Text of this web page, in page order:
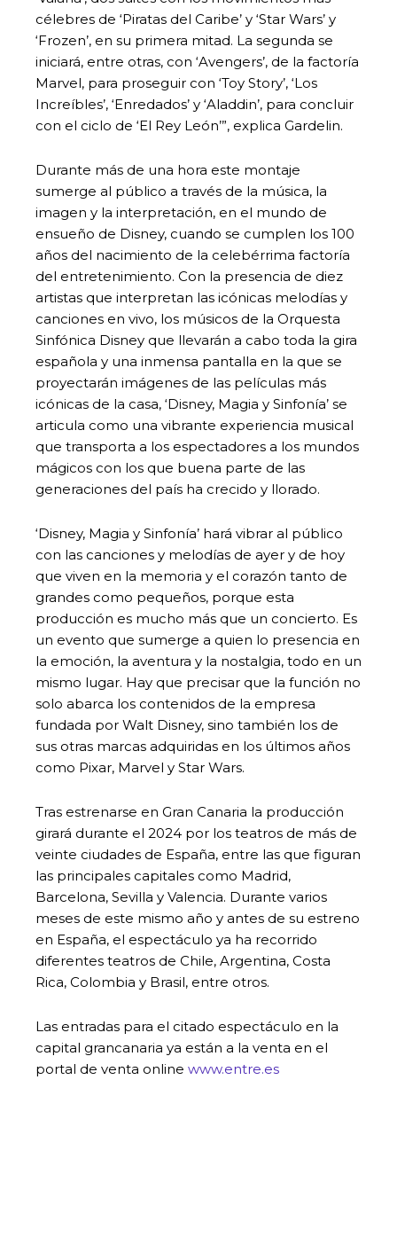
célebres de ‘Piratas del Caribe’ y ‘Star Wars’ y
‘Frozen’, en su primera mitad. La segunda se
iniciará, entre otras, con ‘Avengers’, de la factoría
Marvel, para proseguir con ‘Toy Story’, ‘Los
Increíbles’, ‘Enredados’ y ‘Aladdin’, para concluir
con el ciclo de ‘El Rey León’”, explica Gardelin.
Durante más de una hora este montaje
sumerge al público a través de la música, la
imagen y la interpretación, en el mundo de
ensueño de Disney, cuando se cumplen los 100
años del nacimiento de la celebérrima factoría
del entretenimiento. Con la presencia de diez
artistas que interpretan las icónicas melodías y
canciones en vivo, los músicos de la Orquesta
Sinfónica Disney que llevarán a cabo toda la gira
española y una inmensa pantalla en la que se
proyectarán imágenes de las películas más
icónicas de la casa, ‘Disney, Magia y Sinfonía’ se
articula como una vibrante experiencia musical
que transporta a los espectadores a los mundos
mágicos con los que buena parte de las
generaciones del país ha crecido y llorado.
‘Disney, Magia y Sinfonía’ hará vibrar al público
con las canciones y melodías de ayer y de hoy
que viven en la memoria y el corazón tanto de
grandes como pequeños, porque esta
producción es mucho más que un concierto. Es
un evento que sumerge a quien lo presencia en
la emoción, la aventura y la nostalgia, todo en un
mismo lugar. Hay que precisar que la función no
solo abarca los contenidos de la empresa
fundada por Walt Disney, sino también los de
sus otras marcas adquiridas en los últimos años
como Pixar, Marvel y Star Wars.
Tras estrenarse en Gran Canaria la producción
girará durante el 2024 por los teatros de más de
veinte ciudades de España, entre las que figuran
las principales capitales como Madrid,
Barcelona, Sevilla y Valencia. Durante varios
meses de este mismo año y antes de su estreno
en España, el espectáculo ya ha recorrido
diferentes teatros de Chile, Argentina, Costa
Rica, Colombia y Brasil, entre otros.
Las entradas para el citado espectáculo en la
capital grancanaria ya están a la venta en el
portal de venta online www.entre.es